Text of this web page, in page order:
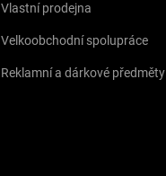
Vlastní prodejna
Velkoobchodní spolupráce
Reklamní a dárkové předměty